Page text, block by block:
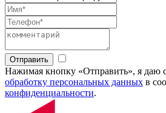
Отправить
Нажимая кнопку «Отправить», я даю
обработку персональных данных в
конфиденциальности.